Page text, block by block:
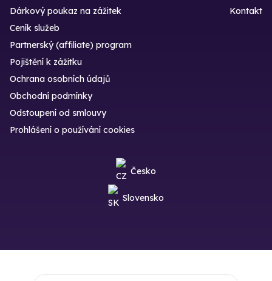
Dárkový poukaz na zážitek
Kontakt
Ceník služeb
Partnerský (affiliate) program
Pojištění k zážitku
Ochrana osobních údajů
Obchodní podmínky
Odstoupení od smlouvy
Prohlášení o používání cookies
Česko
Slovensko